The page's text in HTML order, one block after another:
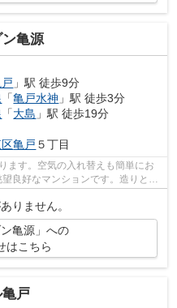
亀源
」駅 徒歩9分
「亀戸水神 」駅 徒歩3分
「大島 」駅 徒歩19分
亀戸 ５丁目
ます。空気の入れ替えも簡単にお
良好なマンションです。造りとデ
りません。
ン亀源」への
はこちら
戸